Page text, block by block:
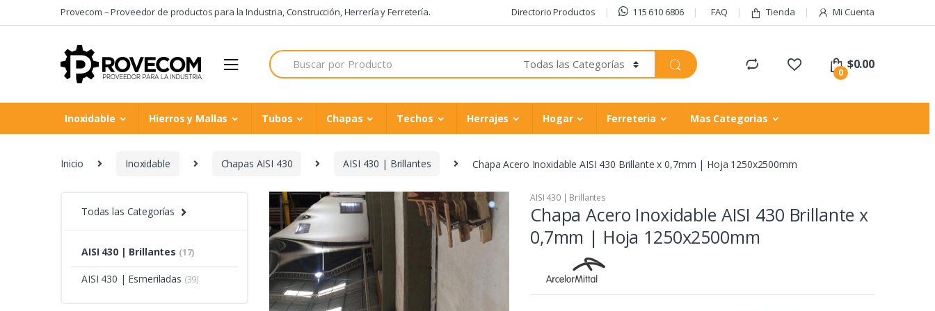
to
to
Provecom – Proveedor de productos para la Industria, Construcción, Herrería y Ferretería. Directorio Productos 115 610 6806 FAQ Tienda Mi Cuenta
Search
for:
0
$0.00
Inoxidable Hierros y Mallas Tubos Chapas Techos Herrajes Hogar Ferreteria Mas Categorias
Inicio Inoxidable Chapas AISI 430 AISI 430 | Brillantes Chapa Acero Inoxidable AISI 430 Brillante x 0,7mm | Hoja 1250x2500mm
AISI 430 | Brillantes
Chapa Acero Inoxidable AISI 430 Brillante x
0,7mm | Hoja 1250x2500mm
Todas las Categorías
AISI 430 | Brillantes (17)
AISI 430 | Esmeriladas (39)